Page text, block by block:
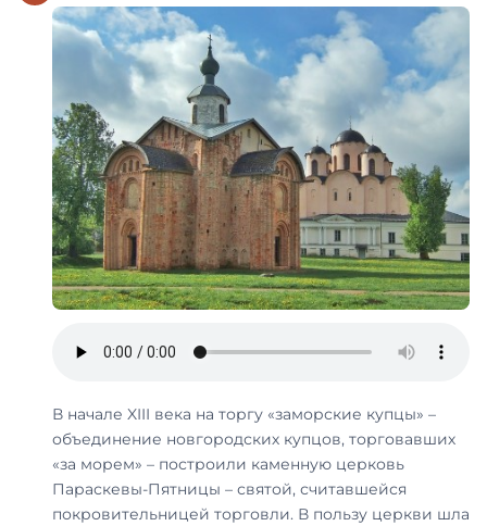
В начале XIII века на торгу «заморские купцы» –
объединение новгородских купцов, торговавших
«за морем» – построили каменную церковь
Параскевы-Пятницы – святой, считавшейся
покровительницей торговли. В пользу церкви шла